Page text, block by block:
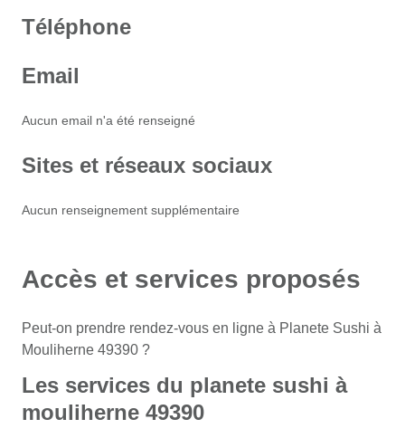
Téléphone
Email
Aucun email n'a été renseigné
Sites et réseaux sociaux
Aucun renseignement supplémentaire
Accès et services proposés
Peut-on prendre rendez-vous en ligne à Planete Sushi à
Mouliherne 49390 ?
Les services du planete sushi à
mouliherne 49390